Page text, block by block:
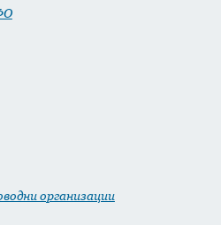
организации